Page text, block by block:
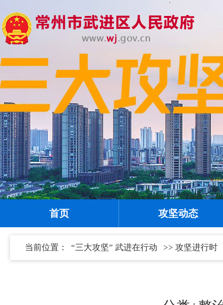
首页 攻坚动态
当前位置： “三大攻坚” 武进在行动 >> 攻坚进行时